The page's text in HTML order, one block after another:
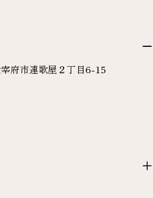
府市連歌屋２丁目6-15